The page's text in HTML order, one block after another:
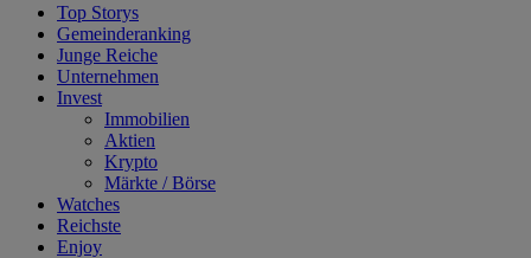
Top Storys
Gemeinderanking
Junge Reiche
Unternehmen
Invest
Immobilien
Aktien
Krypto
Märkte / Börse
Watches
Reichste
Enjoy